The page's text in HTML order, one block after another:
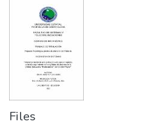
Files